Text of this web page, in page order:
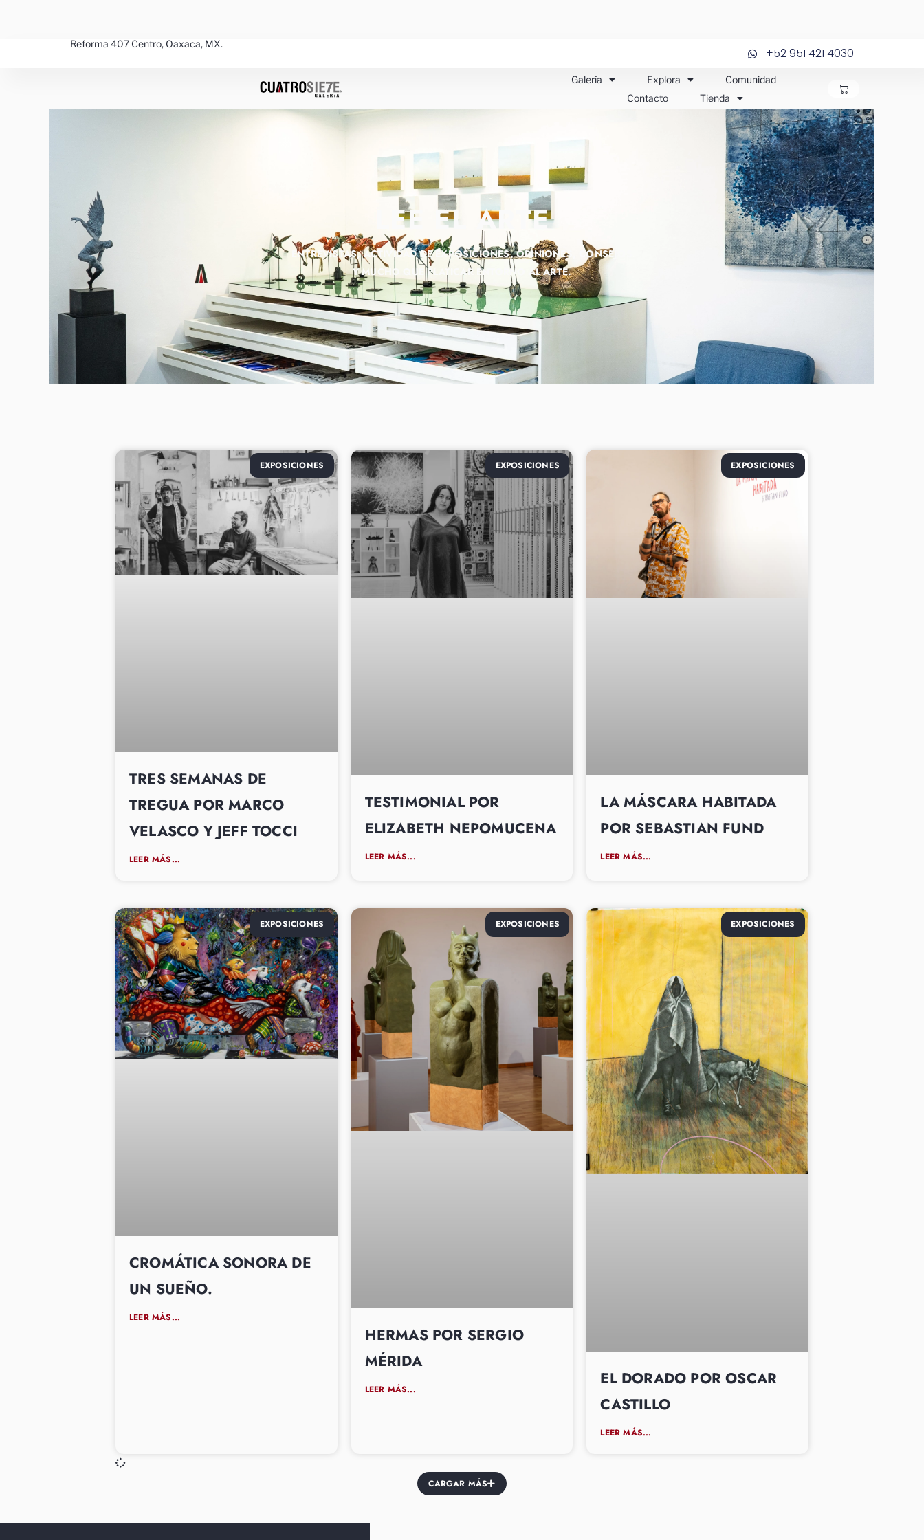
Reforma 407 Centro, Oaxaca, MX.
+52 951 421 4030
Galería Explora
Comunidad
Contacto
Tienda CARRITO
LEE EL ARTE
ENTREVISTAS, ACTIVIDAD DE EXPOSICIONES, OPINIONES, CONSEJOS
Y MUCHO QUE PLATICAR ENTORNO AL ARTE.
EXPOSICIONES
TRES SEMANAS DE
TREGUA POR MARCO
VELASCO Y JEFF TOCCI
LEER MÁS...
EXPOSICIONES
TESTIMONIAL POR
ELIZABETH NEPOMUCENA
LEER MÁS...
EXPOSICIONES
LA MÁSCARA HABITADA
POR SEBASTIAN FUND
LEER MÁS...
EXPOSICIONES
CROMÁTICA SONORA DE
UN SUEÑO.
LEER MÁS...
EXPOSICIONES
HERMAS POR SERGIO
MÉRIDA
LEER MÁS...
EXPOSICIONES
EL DORADO POR OSCAR
CASTILLO
LEER MÁS...
CARGAR MÁS